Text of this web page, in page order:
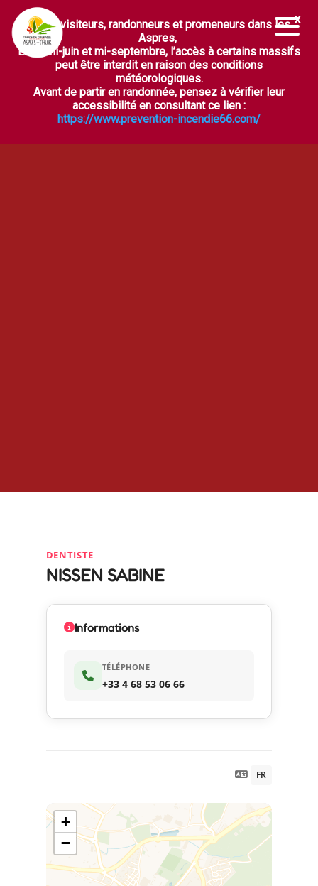
Ouvrir la barre d’outils
DENTISTE
NISSEN SABINE
FR
+
−
Informations
TÉLÉPHONE
+33 4 68 53 06 66
Chers visiteurs, randonneurs et promeneurs dans les
Aspres,
Entre mi-juin et mi-septembre, l’accès à certains massifs
peut être interdit en raison des conditions
météorologiques.
Avant de partir en randonnée, pensez à vérifier leur
accessibilité en consultant ce lien :
https://www.prevention-incendie66.com/